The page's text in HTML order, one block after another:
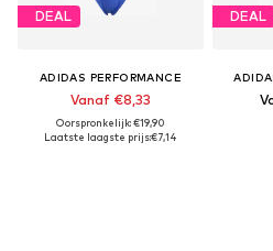
DEAL
ADIDAS PERFORMANCE
Vanaf €8,33
Oorspronkelijk: €19,90
Laatste laagste prijs:€7,14
DEAL